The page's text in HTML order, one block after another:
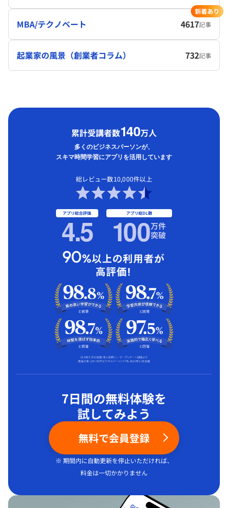
MBA/テクノベート 4617記事
新着あり
起業家の風景（創業者コラム） 732記事
累計受講者数140万人
多くのビジネスパーソンが、
スキマ時間学習にアプリを活用しています
総レビュー数10,000件以上
アプリ総合評価
4.5 アプリ総DL数
100万件
突破
7日間の無料体験を
試してみよう
無料で会員登録
※ 期間内に自動更新を停止いただければ、
料金は一切かかりません